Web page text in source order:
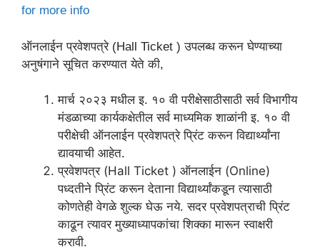
for more info
ऑनलाईन प्रवेशपत्रे (Hall Ticket ) उपलब्ध करून घेण्याच्या
अनुषंगाने सूचित करण्यात येते की,
मार्च २०२३ मधील इ. १० वी परीक्षेसाठीसाठी सर्व विभागीय
मंडळाच्या कार्यकक्षेतील सर्व माध्यमिक शाळांनी इ. १० वी
परीक्षेची ऑनलाईन प्रवेशपत्रे प्रिंट करून विद्यार्थ्यांना
द्यावयाची आहेत.
प्रवेशपत्र (Hall Ticket ) ऑनलाईन (Online)
पध्दतीने प्रिंट करून देताना विद्यार्थ्यांकडून त्यासाठी
कोणतेही वेगळे शुल्क घेऊ नये. सदर प्रवेशपत्राची प्रिंट
काढून त्यावर मुख्याध्यापकांचा शिक्का मारून स्वाक्षरी
करावी.